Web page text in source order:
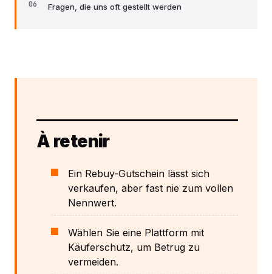
Fragen, die uns oft gestellt werden
À retenir
Ein Rebuy-Gutschein lässt sich
verkaufen, aber fast nie zum vollen
Nennwert.
Wählen Sie eine Plattform mit
Käuferschutz, um Betrug zu
vermeiden.